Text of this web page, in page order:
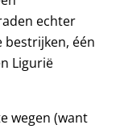
echter
bestrijken, één
Ligurië
wegen (want